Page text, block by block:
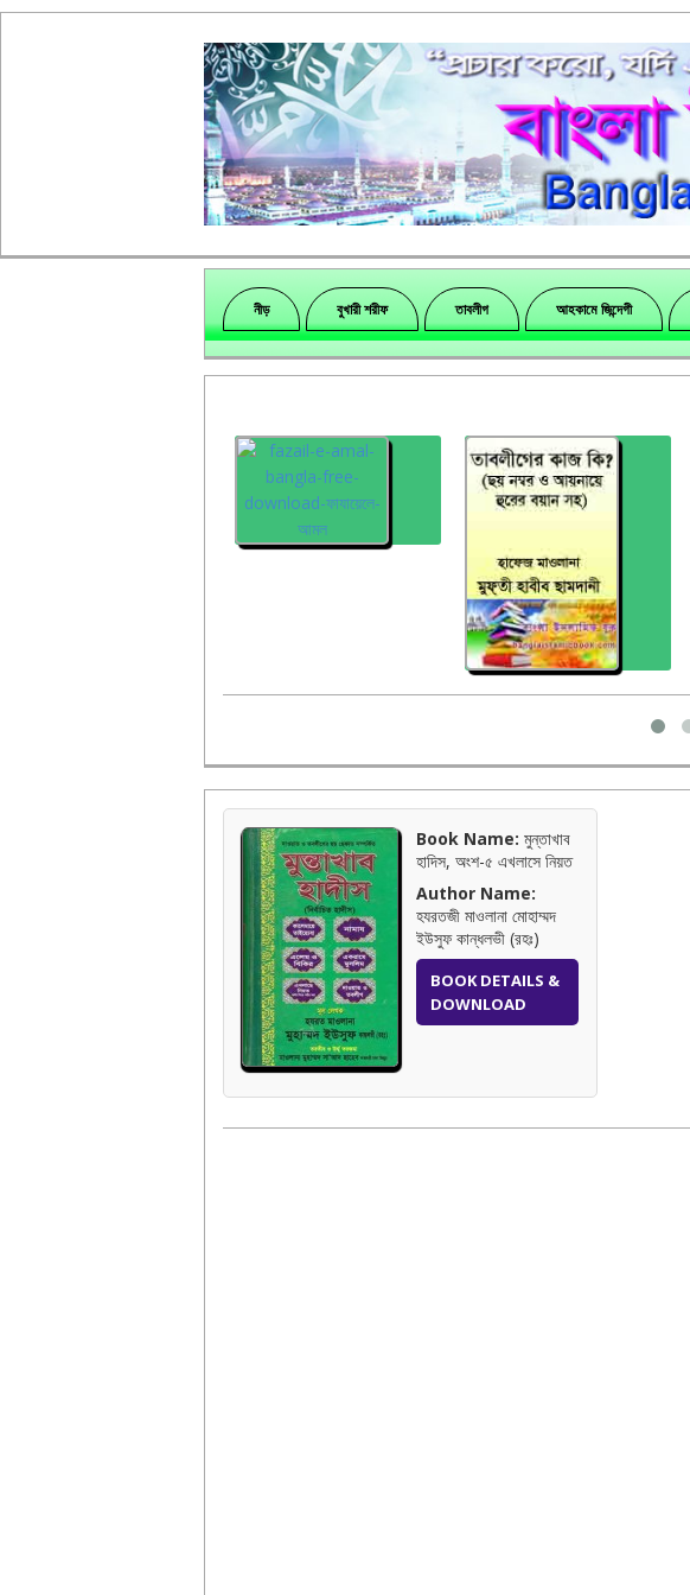
নীড় বুখারী শরীফ তাবলীগ আহকামে জিন্দেগী
Book Name: মুন্তাখাব
হাদিস, অংশ-৫ এখলাসে নিয়ত
Author Name:
হযরতজী মাওলানা মোহাম্মদ
ইউসুফ কান্ধলভী (রহঃ)
BOOK DETAILS &
DOWNLOAD